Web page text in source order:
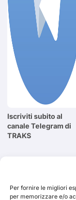
Per fornire le migliori
per memorizzare e/o
Iscriviti subito al
canale Telegram di
TRAKS